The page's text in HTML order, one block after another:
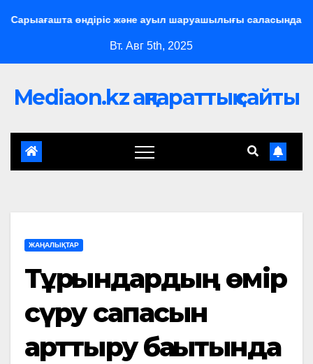
өндіріс және ауыл шаруашылығы саласында
Вт. Авг 5th, 2025
Mediaon.kz ақпараттық сайты
ЖАҢАЛЫҚТАР
Тұрғындардың өмір
сүру сапасын
арттыру бағытында